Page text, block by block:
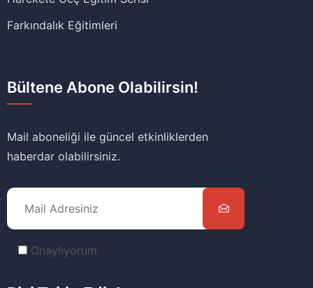
Farkındalık Eğitimleri
Bültene Abone Olabilirsin!
Mail aboneliği ile güncel etkinliklerden
haberdar olabilirsiniz.
Onaylıyorum